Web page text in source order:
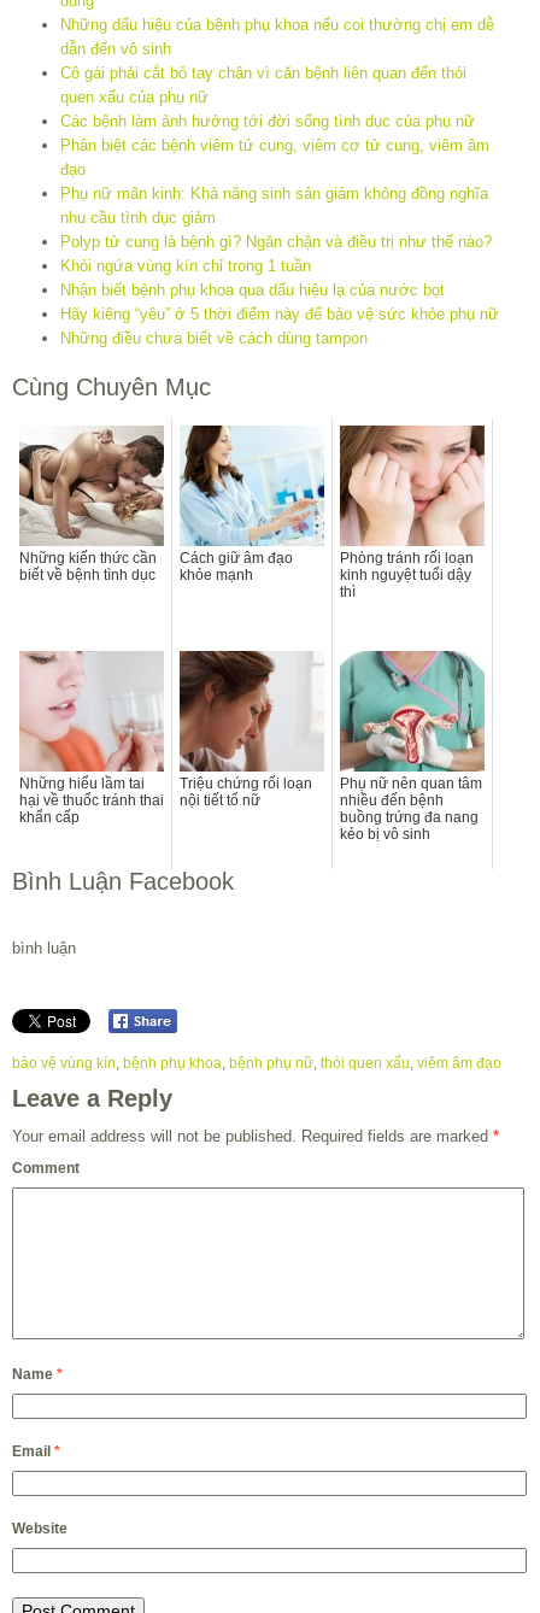
Những dấu hiệu của bệnh phụ khoa nếu coi thường chị em dễ
dẫn đến vô sinh
Cô gái phải cắt bỏ tay chân vì căn bệnh liên quan đến thói
quen xấu của phụ nữ
Các bệnh làm ảnh hưởng tới đời sống tình dục của phụ nữ
Phân biệt các bệnh viêm tử cung, viêm cơ tử cung, viêm âm
đạo
Phụ nữ mãn kinh: Khả năng sinh sản giảm không đồng nghĩa
nhu cầu tình dục giảm
Polyp tử cung là bệnh gì? Ngăn chặn và điều trị như thế nào?
Khỏi ngứa vùng kín chỉ trong 1 tuần
Nhận biết bệnh phụ khoa qua dấu hiệu lạ của nước bọt
Hãy kiêng “yêu” ở 5 thời điểm này để bảo vệ sức khỏe phụ nữ
Những điều chưa biết về cách dùng tampon
Cùng Chuyên Mục
Những kiến thức cần
biết về bệnh tình dục
Cách giữ âm đạo
khỏe mạnh
Phòng tránh rối loạn
kinh nguyệt tuổi dậy
thì
Những hiểu lầm tai
hại về thuốc tránh thai
khẩn cấp
Triệu chứng rối loạn
nội tiết tố nữ
Phụ nữ nên quan tâm
nhiều đến bệnh
buồng trứng đa nang
kẻo bị vô sinh
Bình Luận Facebook
bình luận
bảo vệ vùng kín, bệnh phụ khoa, bệnh phụ nữ, thói quen xấu, viêm âm đạo
Leave a Reply
Your email address will not be published. Required fields are marked *
Comment
Name *
Email *
Website